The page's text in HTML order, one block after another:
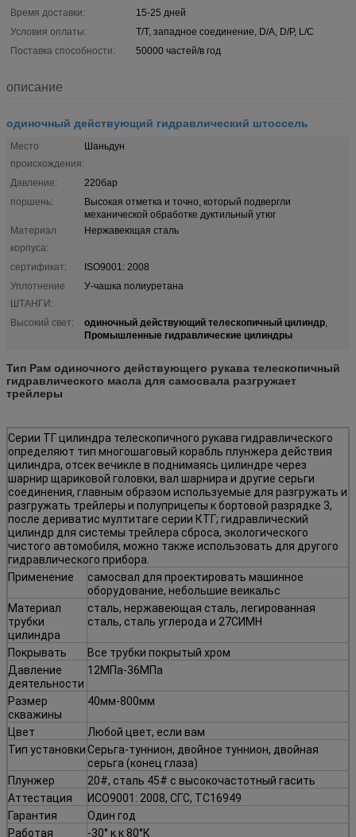
Время доставки:
15-25 дней
Условия оплаты:
T/T, западное соединение, D/A, D/P, L/C
Поставка способности:
50000 частей/в год
описание
одиночный действующий гидравлический штоссель
Место
происхождения:
Шаньдун
Давление:
220бар
поршень:
Высокая отметка и точно, который подвергли
механической обработке дуктильный утюг
Материал
корпуса:
Нержавеющая сталь
сертификат:
ISO9001: 2008
Уплотнение
ШТАНГИ:
У-чашка полиуретана
Высокий свет: одиночный действующий телескопичный цилиндр,
Промышленные гидравлические цилиндры
Тип Рам одиночного действующего рукава телескопичный
гидравлического масла для самосвала разгружает
трейлеры
Серии ТГ цилиндра телескопичного рукава гидравлического
определяют тип многошаговый корабль плунжера действия
цилиндра, отсек вечикле в поднимаясь цилиндре через
шарнир щариковой головки, вал шарнира и другие серьги
соединения, главным образом используемые для разгружать и
разгружать трейлеры и полуприцепы к бортовой разрядке 3,
после дериватис мултитаге серии КТГ; гидравлический
цилиндр для системы трейлера сброса, экологического
чистого автомобиля, можно также использовать для другого
гидравлического прибора.
Применение
самосвал для проектировать машинное
оборудование, небольшие веикальс
Материал
трубки
цилиндра
сталь, нержавеющая сталь, легированная
сталь, сталь углерода и 27СИМН
Покрывать
Все трубки покрытый хром
Давление
деятельности
12МПа-36МПа
Размер
скважины
40мм-800мм
Цвет
Любой цвет, если вам
Тип установкиСерьга-туннион, двойное туннион, двойная
серьга (конец глаза)
Плунжер
20#, сталь 45# с высокочастотный гасить
Аттестация
ИСО9001: 2008, СГС, ТС16949
Гарантия
Один год
Работая
-30° к к 80°К